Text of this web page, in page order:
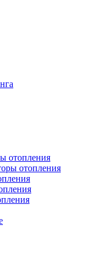
отопления
отопления